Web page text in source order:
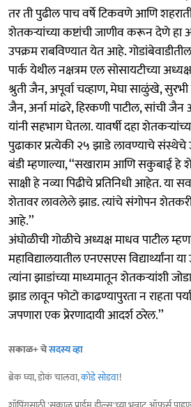
तर ती पुढील पाच वर्षे टिकवणे आणि
शेतकऱ्यांच्या कष्टांची जाणीव करून देणे हा
उपक्रम राबविण्यात येत आहे.
पार्क येथील नक्षत्रम एल सोसायटीच्या
श्रुती जैन, अपूर्वा चव्हाण, मेघा साळुंखे, सुरभी
जैन, अर्ना मांढरे, हिरकणी पाटील, सांची
यांनी सहभाग घेतला. यावर्षी दहा
पुढाकार प्रत्येकी २५ झाडे लावण्याचे संस्थेचे
बंडी म्हणाल्या, ‘‘सखाराम आणि सकुबाई
साक्षी हे नव्या पिढीचे प्रतिनिधी आहेत. या
शेतावर लावलेले झाड. त्यांचे संगोपन शेतकरी
आहे.’’
अंघोळीची गोळीचे अध्यक्ष माधव पाटील
महाविद्यालयातील एनएसएस विद्यार्थ्यांना
त्यांना झाडांच्या माध्यमातून शेतकऱ्यांशी
झाड लावून फोटो काढण्यापुरता न राहता
जपणारा एक प्रेरणादायी आदर्श ठरेल.’’
सकाळ+ चेसदस्य व्हा
ब्रेक घ्या, डोकं चालवा,कोडे सोडवा!